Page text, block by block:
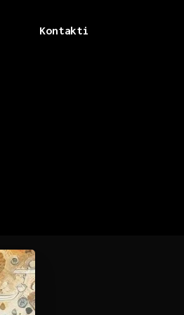
Kontakti